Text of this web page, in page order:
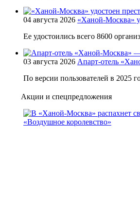
04 августа 2026 «Ханой-Москва»
Ее удостоились всего 8600
03 августа 2026 Апарт-отель
По версии пользователей в 2025
Акции и спецпредложения